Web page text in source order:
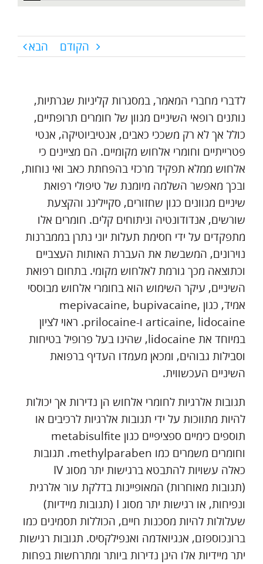
הקודם הבא
לדברי מחברי המאמר, במסגרות קליניות שגרתיות,
נותנים רופאי השיניים מגוון של חומרים תרופתיים,
כולל אך לא רק משככי כאבים, אנטיביוטיקה, אנטי
פטרייתיים וחומרי אלחוש מקומיים. הם מציינים כי
אלחוש ממלא תפקיד מרכזי בהפחתת כאב ואי נוחות,
ובכך מאפשר השלמה מיומנת של טיפולי רפואת
שיניים מגוונים כגון שחזורים, סקיילינג והקצעת
שורשים, אנדודונטיה וניתוחים קלים. חומרים אלו
מתפקדים על ידי חסימת תעלות יוני נתרן בממברנות
נוירונים, המשבשת את העברת האותות העצביים
וכתוצאה מכך גורמת לאלחוש מקומי. בתחום רפואת
השיניים, עיקר השימוש הוא בחומרי אלחוש מבוססי
אמיד, כגון mepivacaine, bupivacaine,
articaine, lidocaine ו-prilocaine. ראוי לציון
במיוחד את lidocaine, שהינו בעל פרופיל בטיחות
וסבילות גבוהים, ומכאן מעמדו העדיף ברפואת
השיניים העכשווית.
תגובות אלרגיות לחומרי אלחוש הן נדירות אך יכולות
להיות מתווכות על ידי תגובות אלרגיות לרכיבים או
תוספים כימיים ספציפיים כגון metabisulfite
וחומרים משמרים כמו methylparaben. תגובות
כאלה עשויות להתבטא ברגישות יתר מסוג IV
(תגובות מאוחרות) המאופיינות בדלקת עור אלרגית
ונפיחות, או רגישות יתר מסוג I (תגובות מיידיות)
שעלולות להיות מסכנות חיים, הכוללות תסמינים כמו
ברונכוספזם, אנגיואדמה ואנפילקסיס. תגובות רגישות
יתר מיידיות אלו הינן נדירות ביותר ומתרחשות בפחות